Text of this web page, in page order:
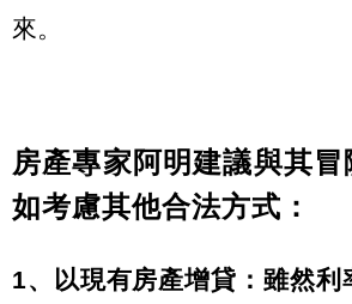
來。
房產專家阿明建議與其
如考慮其他合法方式：
1、以現有房產增貸：雖然利